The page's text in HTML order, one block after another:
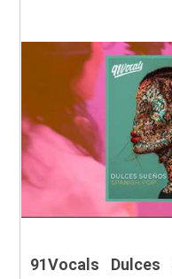
91Vocals